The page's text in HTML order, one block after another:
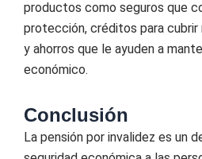
productos como seguros que
protección, créditos para
y ahorros que le ayuden a
económico.
Conclusión
La pensión por invalidez es un